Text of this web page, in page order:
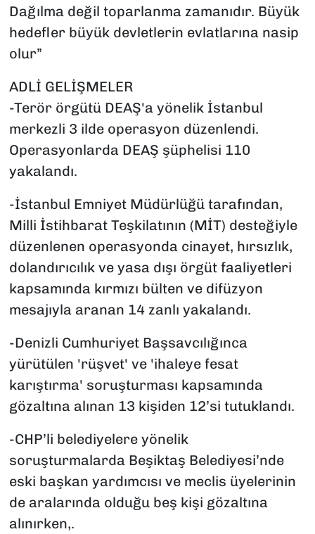
Dağılma değil toparlanma zamanıdır. Büyük
hedefler büyük devletlerin evlatlarına nasip
olur”
ADLİ GELİŞMELER
-Terör örgütü DEAŞ'a yönelik İstanbul
merkezli 3 ilde operasyon düzenlendi.
Operasyonlarda DEAŞ şüphelisi 110
yakalandı.
-İstanbul Emniyet Müdürlüğü tarafından,
Milli İstihbarat Teşkilatının (MİT) desteğiyle
düzenlenen operasyonda cinayet, hırsızlık,
dolandırıcılık ve yasa dışı örgüt faaliyetleri
kapsamında kırmızı bülten ve difüzyon
mesajıyla aranan 14 zanlı yakalandı.
-Denizli Cumhuriyet Başsavcılığınca
yürütülen 'rüşvet' ve 'ihaleye fesat
karıştırma' soruşturması kapsamında
gözaltına alınan 13 kişiden 12’si tutuklandı.
-CHP’li belediyelere yönelik
soruşturmalarda Beşiktaş Belediyesi’nde
eski başkan yardımcısı ve meclis üyelerinin
de aralarında olduğu beş kişi gözaltına
alınırken,.